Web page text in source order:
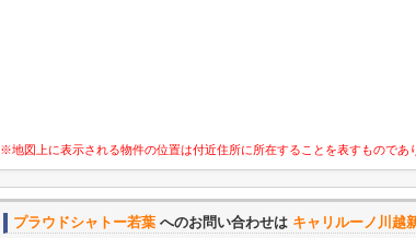
※地図上に表示される物件の位置は付近住所に所在することを表すものであ
プラウドシャトー若葉 へのお問い合わせは キャリルーノ川越